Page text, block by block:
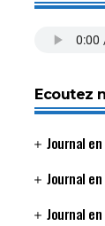
Ecoutez
Journal
Journal
Journal